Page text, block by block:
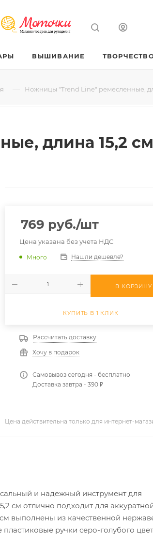
ВЫШИВАНИЕ
— Ножницы "Trend Line" ремесленные,
длина 15,2
769 руб./шт
Цена указана без учета НДС
Много Нашли дешевле?
В КОРЗИНУ
КУПИТЬ В 1 КЛИК
Рассчитать доставку
Хочу в подарок
Самовывоз сегодня - бесплатно
Доставка завтра - 390 ₽
Цена действительна только для интернет-
и надежный инструмент для
см отлично подходит для
см выполнены из качественной
пластиковые ручки серо-голубого